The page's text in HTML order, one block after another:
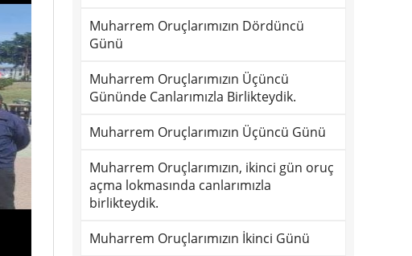
Muharrem Oruçlarımızın Dördüncü
Günü
Muharrem Oruçlarımızın Üçüncü
Gününde Canlarımızla Birlikteydik.
Muharrem Oruçlarımızın Üçüncü Günü
Muharrem Oruçlarımızın, ikinci gün oruç
açma lokmasında canlarımızla
birlikteydik.
Muharrem Oruçlarımızın İkinci Günü